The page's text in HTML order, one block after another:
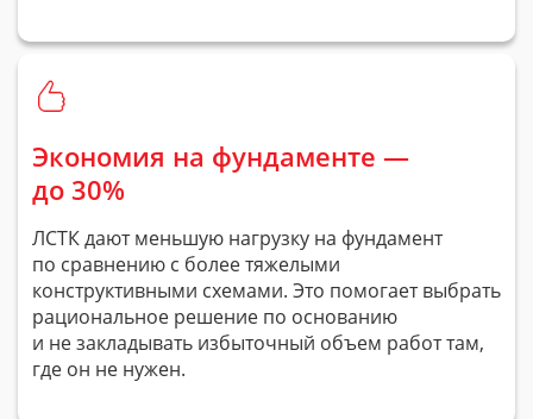
Экономия на фундаменте —
до 30%
ЛСТК дают меньшую нагрузку на фундамент
по сравнению с более тяжелыми
конструктивными схемами. Это помогает выбрать
рациональное решение по основанию
и не закладывать избыточный объем работ там,
где он не нужен.